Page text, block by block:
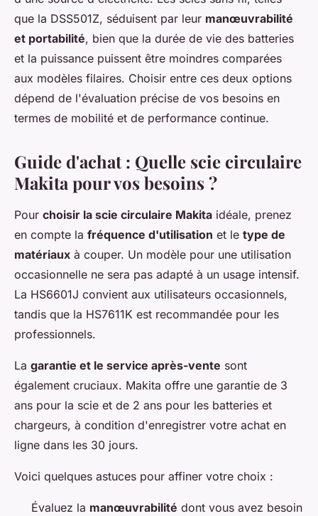
que la DSS501Z, séduisent par leur manœuvrabilité
et portabilité, bien que la durée de vie des batteries
et la puissance puissent être moindres comparées
aux modèles filaires. Choisir entre ces deux options
dépend de l'évaluation précise de vos besoins en
termes de mobilité et de performance continue.
Guide d'achat : Quelle scie circulaire
Makita pour vos besoins ?
Pour choisir la scie circulaire Makita idéale, prenez
en compte la fréquence d'utilisation et le type de
matériaux à couper. Un modèle pour une utilisation
occasionnelle ne sera pas adapté à un usage intensif.
La HS6601J convient aux utilisateurs occasionnels,
tandis que la HS7611K est recommandée pour les
professionnels.
La garantie et le service après-vente sont
également cruciaux. Makita offre une garantie de 3
ans pour la scie et de 2 ans pour les batteries et
chargeurs, à condition d'enregistrer votre achat en
ligne dans les 30 jours.
Voici quelques astuces pour affiner votre choix :
Évaluez la manœuvrabilité dont vous avez besoin